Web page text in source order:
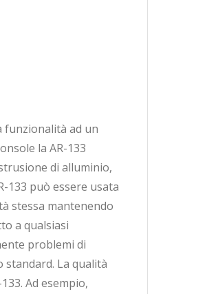
funzionalità ad un
la AR-133
di alluminio,
133 può essere usata
stessa mantenendo
a qualsiasi
problemi di
standard. La qualità
Ad esempio,